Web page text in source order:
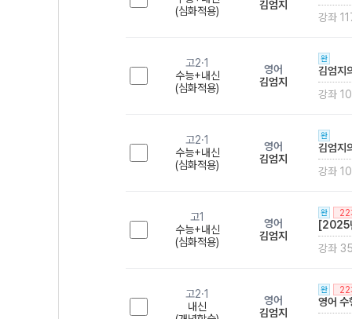
(심화적용)
김엄지
강좌
고2·1
수능+내신
(심화적용)
영어
김엄지
완
김엄지
강좌
고2·1
수능+내신
(심화적용)
영어
김엄지
완
김엄지
강좌
고1
수능+내신
(심화적용)
영어
김엄지
완 22
[2025
강좌
고2·1
내신
영어
김엄지
완 22
영어 수